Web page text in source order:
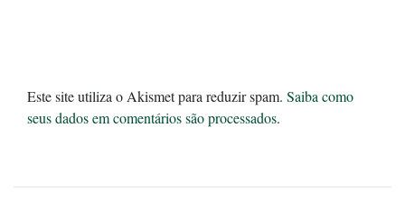
Este site utiliza o Akismet para reduzir spam. Saiba como
seus dados em comentários são processados.